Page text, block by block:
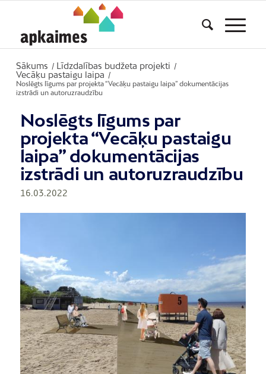
Sākums / Līdzdalības budžeta projekti /
Vecāķu pastaigu laipa
/
Noslēgts līgums par projekta “Vecāķu pastaigu laipa” dokumentācijas
izstrādi un autoruzraudzību
Noslēgts līgums par
projekta “Vecāķu pastaigu
laipa” dokumentācijas
izstrādi un autoruzraudzību
16.03.2022